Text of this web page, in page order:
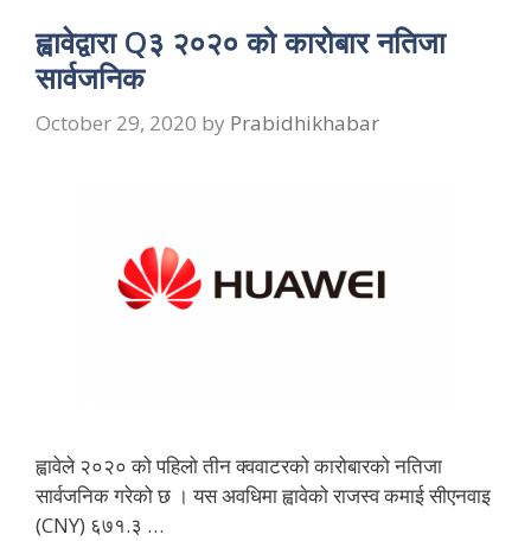
ह्वावेद्वारा Q३ २०२० को कारोबार नतिजा
सार्वजनिक
October 29, 2020 by Prabidhikhabar
ह्वावेले २०२० को पहिलो तीन क्ववाटरको कारोबारको नतिजा
सार्वजनिक गरेको छ । यस अवधिमा ह्वावेको राजस्व कमाई सीएनवाइ
(CNY) ६७१.३ …